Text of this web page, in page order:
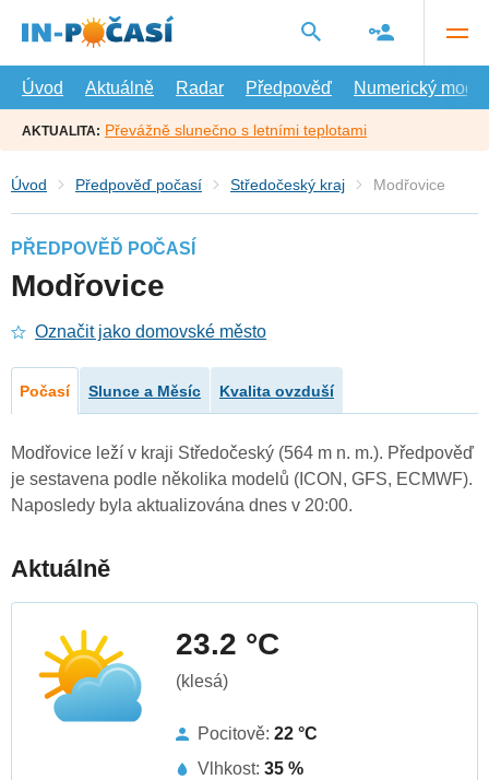
hlavní
Úvod
Aktuálně Radar Předpověď Numerický model
AKTUALITA: Převážně slunečno s letními teplotami
Úvod Předpověď počasí Středočeský kraj Modřovice
PŘEDPOVĚĎ POČASÍ
Modřovice
Označit jako domovské město
Počasí Slunce a Měsíc Kvalita ovzduší
Modřovice leží v kraji Středočeský (564 m n. m.). Předpověď
je sestavena podle několika modelů (ICON, GFS, ECMWF).
Naposledy byla aktualizována dnes v 20:00.
Aktuálně
23.2 °C
(klesá)
Pocitově: 22 °C
Vlhkost: 35 %